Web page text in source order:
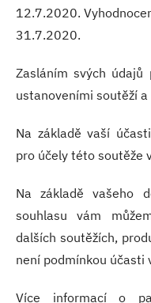
12.7.2020.
31.7.2020.
Zasláním svých údajů
ustanoveními soutěží a
Na základě vaší
pro účely této soutěže
Na základě vašeho
souhlasu vám
dalších soutěžích,
není podmínkou účasti
Více informací o